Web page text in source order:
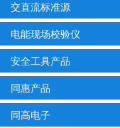
交直流标准源
电能现场校验仪
安全工具产品
同惠产品
同高电子